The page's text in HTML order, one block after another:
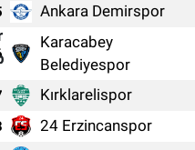
Ankara Demirspor
Karacabey
Belediyespor
Kırklarelispor
24 Erzincanspor